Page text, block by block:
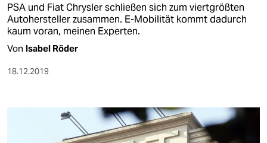
PSA und Fiat Chrysler schließen sich zum viertgrößten
Autohersteller zusammen. E-Mobilität kommt dadurch
kaum voran, meinen Experten.
Von Isabel Röder
18.12.2019